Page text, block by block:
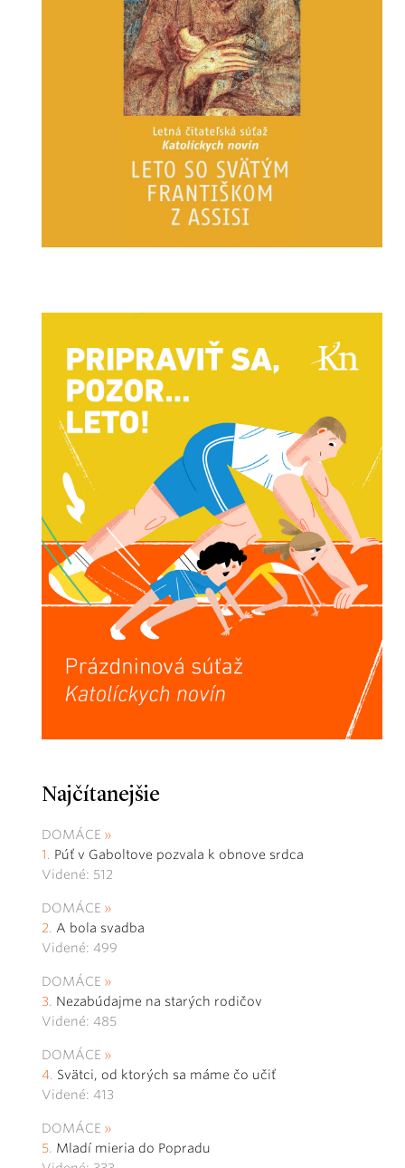
Najčítanejšie
DOMÁCE
Púť v Gaboltove pozvala k obnove srdca
Videné: 512
DOMÁCE
A bola svadba
Videné: 499
DOMÁCE
Nezabúdajme na starých rodičov
Videné: 485
DOMÁCE
Svätci, od ktorých sa máme čo učiť
Videné: 413
DOMÁCE
Mladí mieria do Popradu